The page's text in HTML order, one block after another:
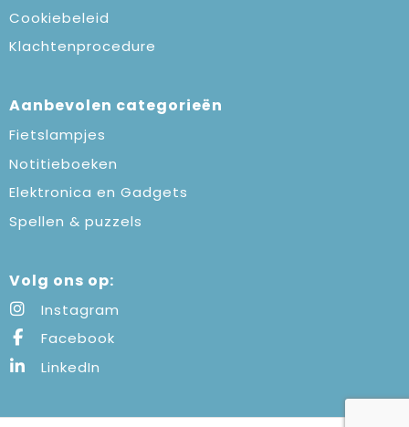
Cookiebeleid
Klachtenprocedure
Aanbevolen categorieën
Fietslampjes
Notitieboeken
Elektronica en Gadgets
Spellen & puzzels
Volg ons op:
Instagram
Facebook
LinkedIn